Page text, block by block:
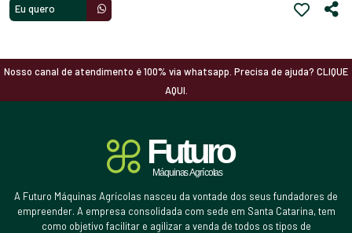
Eu quero
Nosso canal de atendimento é 100% via whatsapp. Precisa de ajuda? CLIQUE
AQUI.
A Futuro Máquinas Agrícolas nasceu da vontade dos seus fundadores de
empreender. A empresa consolidada com sede em Santa Catarina, tem
como objetivo facilitar e agilizar a venda de todos os tipos de